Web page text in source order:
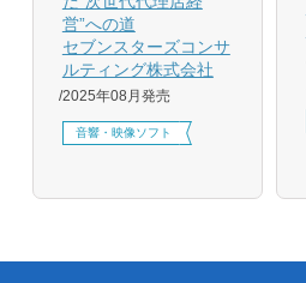
営”への道
セブンスターズコンサ
ルティング株式会社
2025年08月発売
音響・映像ソフト